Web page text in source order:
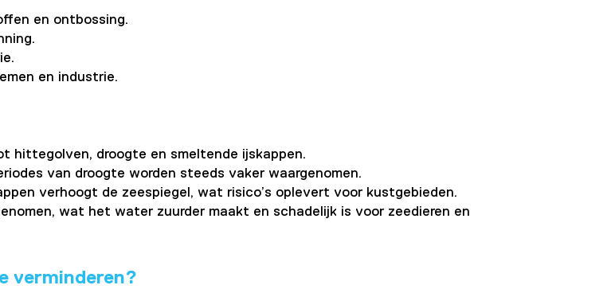
en ontbossing.
en industrie.
hittegolven, droogte en smeltende ijskappen.
van droogte worden steeds vaker waargenomen.
verhoogt de zeespiegel, wat risico’s oplevert voor kustgebieden.
wat het water zuurder maakt en schadelijk is voor zeedieren en
verminderen?